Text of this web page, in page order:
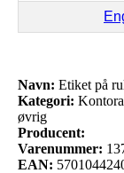
Navn: Etiket på
Kategori:
øvrig
Producent:
Varenummer:
EAN: